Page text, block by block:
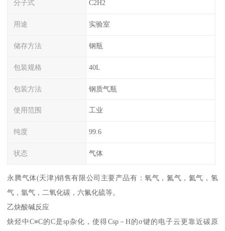
分子式 C2H2
用途 实验室
储存方法 钢瓶
包装规格 40L
包装方法 钢质气瓶
使用范围 工业
纯度 99.6
状态 气体
永腾气体(天津)销售有限公司主要产品有：氧气，氮气，氦气，氢
气，氩气，二氧化碳，六氟化硫等。
乙炔酸碱反应
炔烃中C≡C的C是sp杂化，使得Csp－H的σ键的电子云更靠近碳原